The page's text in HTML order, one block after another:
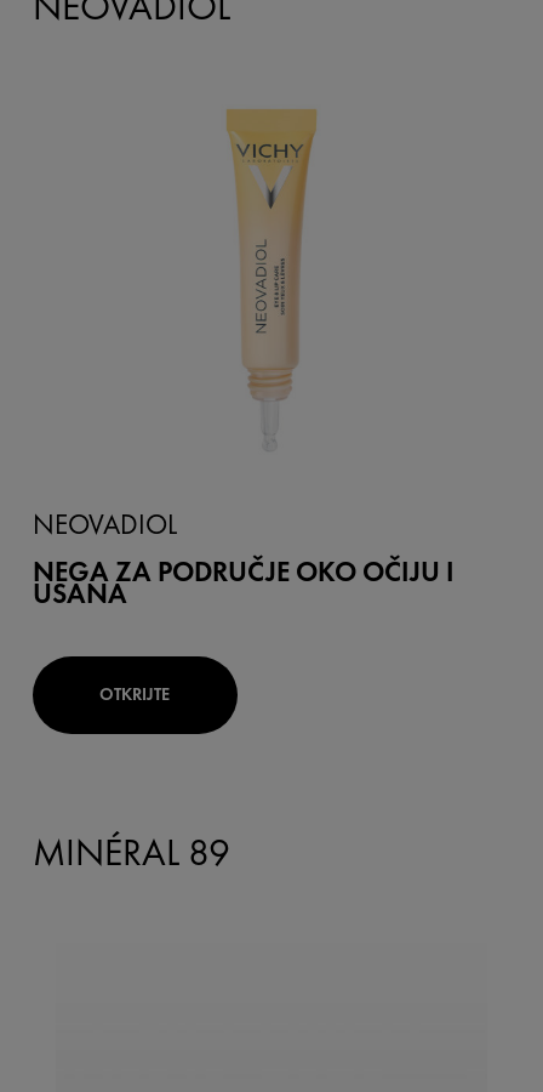
NEOVADIOL
NEGA ZA PODRUČJE OKO OČIJU I
USANA
OTKRIJTE
MINÉRAL 89